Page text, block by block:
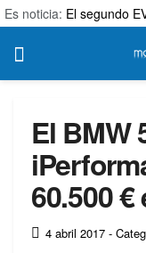
Es noticia: El segundo
El BMW
60.500
4 abril 2017 -